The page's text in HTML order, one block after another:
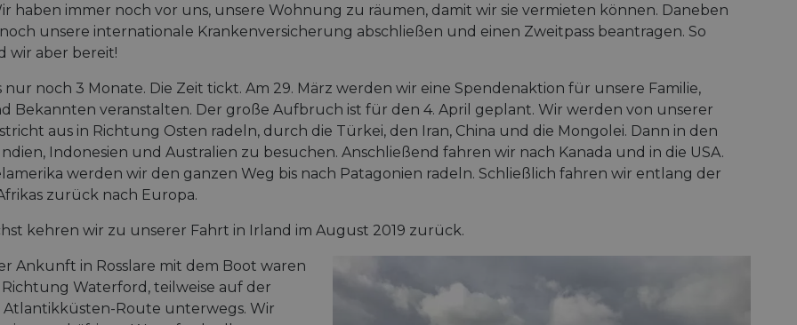
haben immer noch vor uns, unsere Wohnung zu räumen, damit wir sie vermieten können. Daneben
unsere internationale Krankenversicherung abschließen und einen Zweitpass beantragen. So
wir aber bereit!
nur noch 3 Monate. Die Zeit tickt. Am 29. März werden wir eine Spendenaktion für unsere Familie,
Bekannten veranstalten. Der große Aufbruch ist für den 4. April geplant. Wir werden von unserer
aus in Richtung Osten radeln, durch die Türkei, den Iran, China und die Mongolei. Dann in den
Indonesien und Australien zu besuchen. Anschließend fahren wir nach Kanada und in die USA.
werden wir den ganzen Weg bis nach Patagonien radeln. Schließlich fahren wir entlang der
zurück nach Europa.
kehren wir zu unserer Fahrt in Irland im August 2019 zurück.
Ankunft in Rosslare mit dem Boot waren
Waterford, teilweise auf der
Atlantikküsten-Route unterwegs. Wir